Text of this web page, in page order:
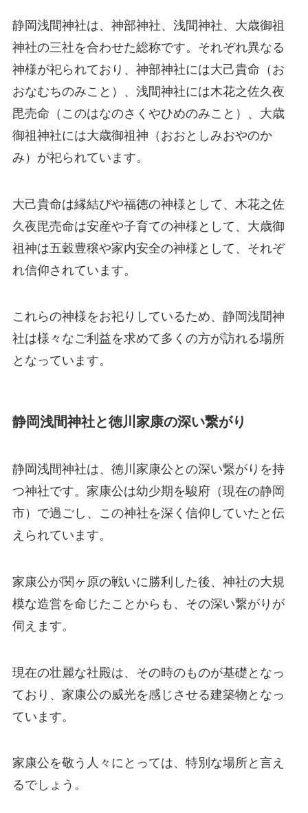
静岡浅間神社は、神部神社、浅間神社、大歳御祖
神社の三社を合わせた総称です。それぞれ異なる
神様が祀られており、神部神社には大己貴命（お
おなむちのみこと）、浅間神社には木花之佐久夜
毘売命（このはなのさくやひめのみこと）、大歳
御祖神社には大歳御祖神（おおとしみおやのか
み）が祀られています。
大己貴命は縁結びや福徳の神様として、木花之佐
久夜毘売命は安産や子育ての神様として、大歳御
祖神は五穀豊穣や家内安全の神様として、それぞ
れ信仰されています。
これらの神様をお祀りしているため、静岡浅間神
社は様々なご利益を求めて多くの方が訪れる場所
となっています。
静岡浅間神社と徳川家康の深い繋がり
静岡浅間神社は、徳川家康公との深い繋がりを持
つ神社です。家康公は幼少期を駿府（現在の静岡
市）で過ごし、この神社を深く信仰していたと伝
えられています。
家康公が関ヶ原の戦いに勝利した後、神社の大規
模な造営を命じたことからも、その深い繋がりが
伺えます。
現在の壮麗な社殿は、その時のものが基礎となっ
ており、家康公の威光を感じさせる建築物となっ
ています。
家康公を敬う人々にとっては、特別な場所と言え
るでしょう。